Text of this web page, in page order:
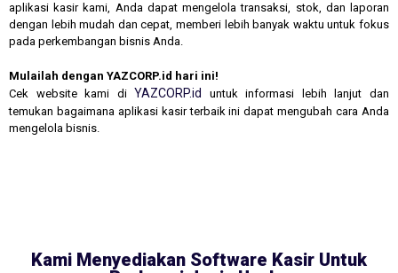
aplikasi kasir kami, Anda dapat mengelola transaksi, stok, dan laporan
dengan lebih mudah dan cepat, memberi lebih banyak waktu untuk fokus
pada perkembangan bisnis Anda.
Mulailah dengan YAZCORP.id hari ini!
Cek website kami di YAZCORP.id
untuk informasi lebih lanjut dan
temukan bagaimana aplikasi kasir terbaik ini dapat mengubah cara Anda
mengelola bisnis.
Kami Menyediakan Software Kasir Untuk